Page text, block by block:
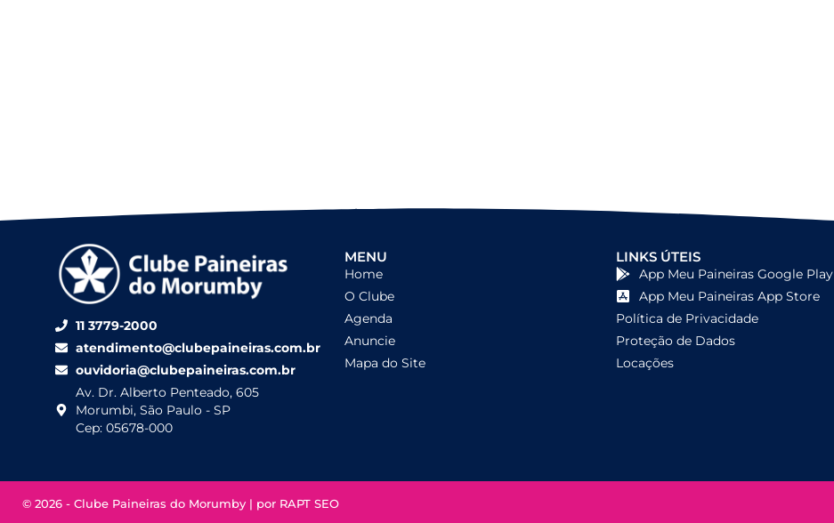
11 3779-2000
atendimento@clubepaineiras.com.br
ouvidoria@clubepaineiras.com.br
Av. Dr. Alberto Penteado, 605
Morumbi, São Paulo - SP
Cep: 05678-000
MENU
Home
O Clube
Agenda
Anuncie
Mapa do Site
LINKS ÚTEIS
App Meu Paineiras Google Play
App Meu Paineiras App Store
Política de Privacidade
Proteção de Dados
Locações
© 2026 - Clube Paineiras do Morumby | por RAPT SEO